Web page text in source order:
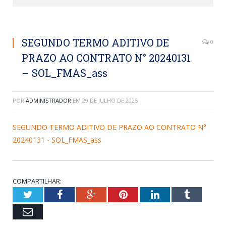
SEGUNDO TERMO ADITIVO DE
PRAZO AO CONTRATO N° 20240131
– SOL_FMAS_ass
0
POR ADMINISTRADOR EM 29 DE JULHO DE 2025
SEGUNDO TERMO ADITIVO DE PRAZO AO CONTRATO N°
20240131 - SOL_FMAS_ass
COMPARTILHAR:
TwitterFacebookGoogle+PinterestLinkedInTumblr
Email